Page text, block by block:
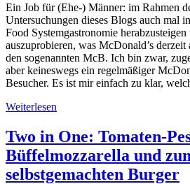
Ein Job für (Ehe-) Männer: im Rahmen
Untersuchungen dieses Blogs auch mal
Food Systemgastronomie
auszuprobieren, was McDonald’s
den sogenannten McB. Ich bin zwar,
aber keineswegs ein regelmäßiger
Besucher. Es ist mir einfach zu klar,
Weiterlesen
Two in One: Tomaten-
Büffelmozzarella und
selbstgemachten Burger